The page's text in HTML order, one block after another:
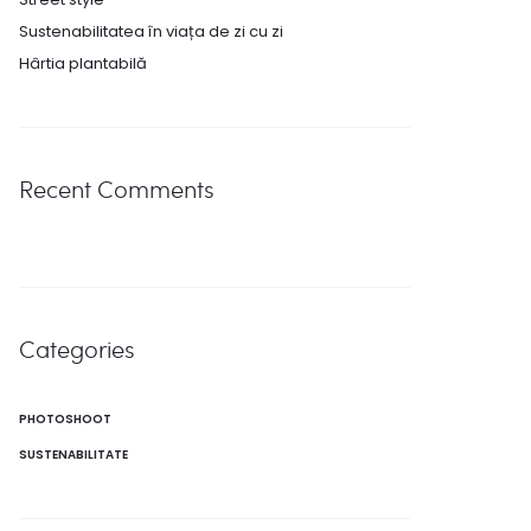
Sustenabilitatea în viața de zi cu zi
Hârtia plantabilă
Recent Comments
Categories
PHOTOSHOOT
SUSTENABILITATE